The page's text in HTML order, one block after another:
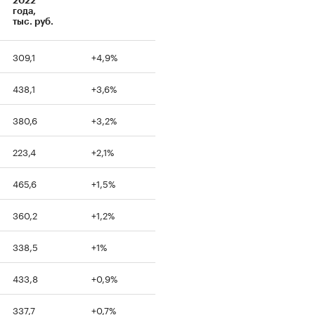
года,
тыс. руб.
309,1 +4,9%
438,1 +3,6%
380,6 +3,2%
223,4 +2,1%
465,6 +1,5%
360,2 +1,2%
338,5 +1%
433,8 +0,9%
337,7 +0,7%